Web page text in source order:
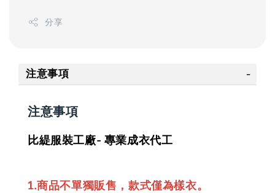
分享
注意事項
注意事項
比緹服裝工廠- 專業成衣代工
1.商品不單獨販售，款式僅為樣衣。